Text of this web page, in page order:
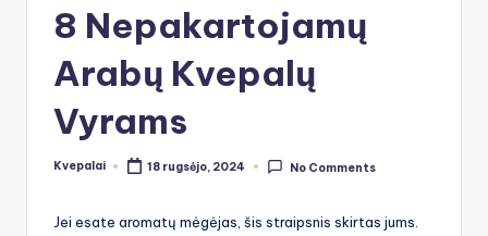
8 Nepakartojamų
Arabų Kvepalų
Vyrams
Posted
Kvepalai 18 rugsėjo, 2024 No Comments
Jei esate aromatų mėgėjas, šis straipsnis skirtas jums.